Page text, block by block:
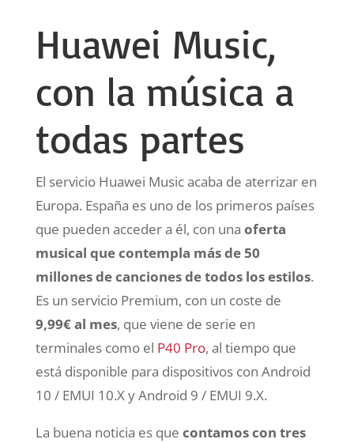
Huawei Music,
con la música a
todas partes
El servicio Huawei Music acaba de aterrizar en
Europa. España es uno de los primeros países
que pueden acceder a él, con una oferta
musical que contempla más de 50
millones de canciones de todos los estilos.
Es un servicio Premium, con un coste de
9,99€ al mes, que viene de serie en
terminales como el P40 Pro, al tiempo que
está disponible para dispositivos con Android
10 / EMUI 10.X y Android 9 / EMUI 9.X.
La buena noticia es que contamos con tres